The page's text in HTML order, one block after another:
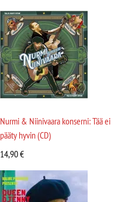
Nurmi & Niinivaara konserni: Tää ei
pääty hyvin (CD)
14,90€